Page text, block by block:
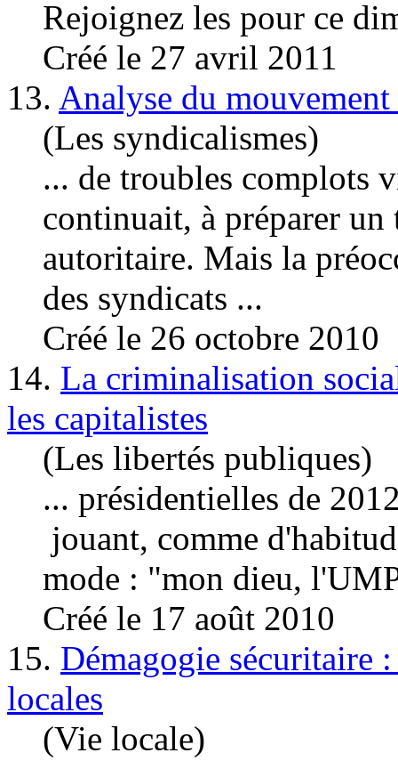
Rejoignez les pour ce
Créé le 27 avril 2011
13. Analyse du
(Les syndicalismes)
... de troubles complots
continuait, à préparer
autoritaire. Mais la
des syndicats ...
Créé le 26 octobre 2010
14. La criminalisation
les capitalistes
(Les libertés publiques)
... présidentielles de
jouant, comme
mode : "mon dieu,
Créé le 17 août 2010
15. Démagogie sécuritaire
locales
(Vie locale)